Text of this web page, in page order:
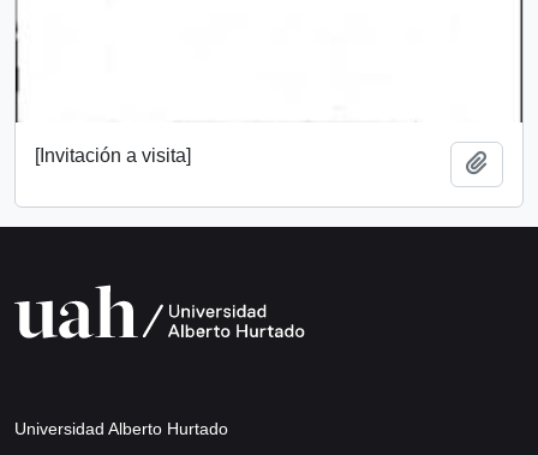
[Invitación a visita]
Universidad Alberto Hurtado